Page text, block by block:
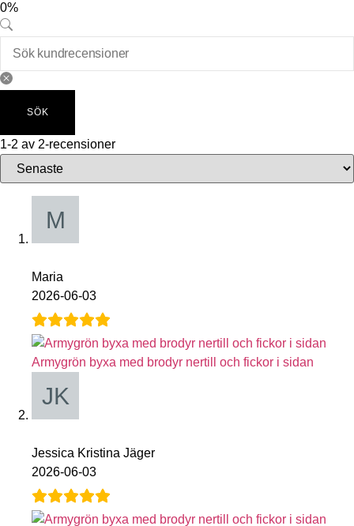
0%
SÖK
1-2 av 2-recensioner
Maria
2026-06-03
Armygrön byxa med brodyr nertill och fickor i sidan
Jessica Kristina Jäger
2026-06-03